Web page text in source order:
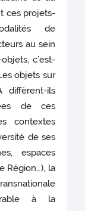
ces projets-
de
au sein
c’est-
objets sur
diffèrent-ils
de ces
contextes
de ses
espaces
Région…), la
à la